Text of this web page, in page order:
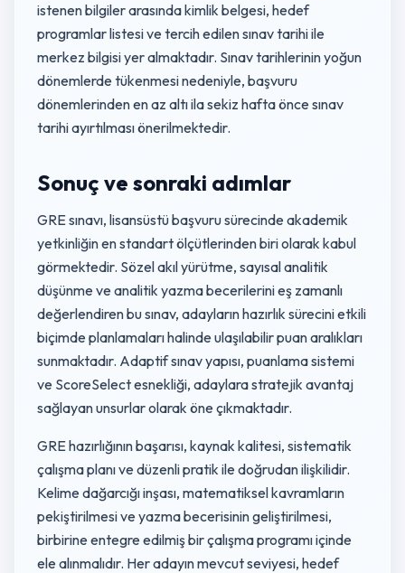
istenen bilgiler arasında kimlik belgesi, hedef
programlar listesi ve tercih edilen sınav tarihi ile
merkez bilgisi yer almaktadır. Sınav tarihlerinin yoğun
dönemlerde tükenmesi nedeniyle, başvuru
dönemlerinden en az altı ila sekiz hafta önce sınav
tarihi ayırtılması önerilmektedir.
Sonuç ve sonraki adımlar
GRE sınavı, lisansüstü başvuru sürecinde akademik
yetkinliğin en standart ölçütlerinden biri olarak kabul
görmektedir. Sözel akıl yürütme, sayısal analitik
düşünme ve analitik yazma becerilerini eş zamanlı
değerlendiren bu sınav, adayların hazırlık sürecini etkili
biçimde planlamaları halinde ulaşılabilir puan aralıkları
sunmaktadır. Adaptif sınav yapısı, puanlama sistemi
ve ScoreSelect esnekliği, adaylara stratejik avantaj
sağlayan unsurlar olarak öne çıkmaktadır.
GRE hazırlığının başarısı, kaynak kalitesi, sistematik
çalışma planı ve düzenli pratik ile doğrudan ilişkilidir.
Kelime dağarcığı inşası, matematiksel kavramların
pekiştirilmesi ve yazma becerisinin geliştirilmesi,
birbirine entegre edilmiş bir çalışma programı içinde
ele alınmalıdır. Her adayın mevcut seviyesi, hedef